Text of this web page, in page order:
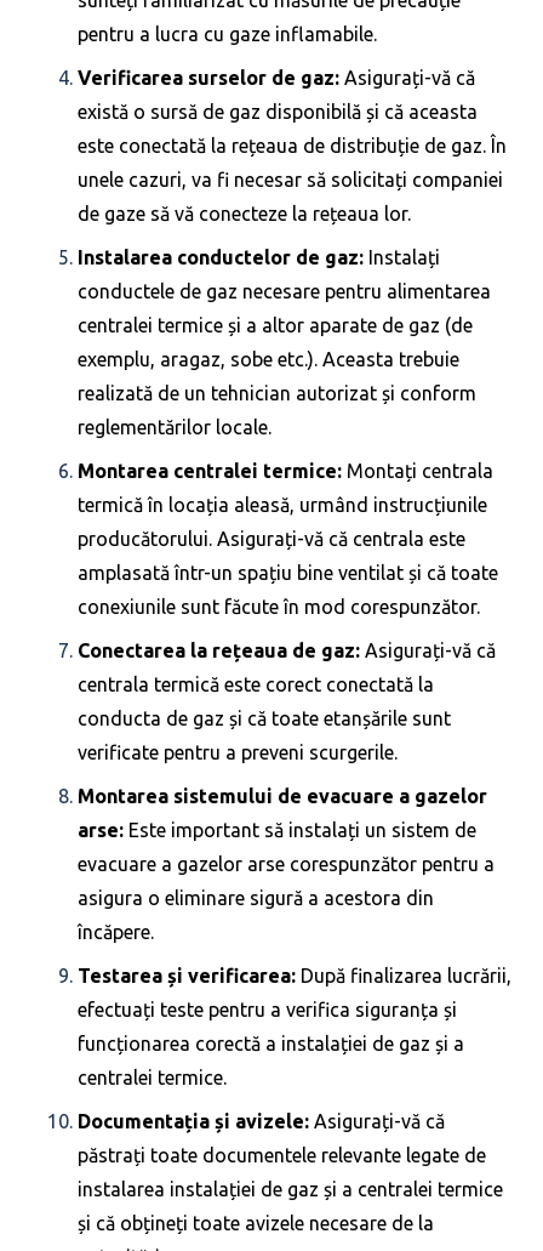
pentru a lucra cu gaze inflamabile.
Verificarea surselor de gaz: Asigurați-vă că
există o sursă de gaz disponibilă și că aceasta
este conectată la rețeaua de distribuție de gaz. În
unele cazuri, va fi necesar să solicitați companiei
de gaze să vă conecteze la rețeaua lor.
Instalarea conductelor de gaz: Instalați
conductele de gaz necesare pentru alimentarea
centralei termice și a altor aparate de gaz (de
exemplu, aragaz, sobe etc.). Aceasta trebuie
realizată de un tehnician autorizat și conform
reglementărilor locale.
Montarea centralei termice: Montați centrala
termică în locația aleasă, urmând instrucțiunile
producătorului. Asigurați-vă că centrala este
amplasată într-un spațiu bine ventilat și că toate
conexiunile sunt făcute în mod corespunzător.
Conectarea la rețeaua de gaz: Asigurați-vă că
centrala termică este corect conectată la
conducta de gaz și că toate etanșările sunt
verificate pentru a preveni scurgerile.
Montarea sistemului de evacuare a gazelor
arse: Este important să instalați un sistem de
evacuare a gazelor arse corespunzător pentru a
asigura o eliminare sigură a acestora din
încăpere.
Testarea și verificarea: După finalizarea lucrării,
efectuați teste pentru a verifica siguranța și
funcționarea corectă a instalației de gaz și a
centralei termice.
Documentația și avizele: Asigurați-vă că
păstrați toate documentele relevante legate de
instalarea instalației de gaz și a centralei termice
și că obțineți toate avizele necesare de la